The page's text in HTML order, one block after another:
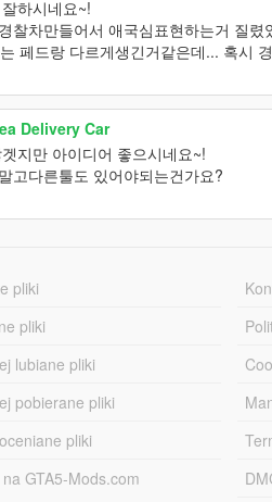
하시네요~!
찰차만들어서 애국심표현하는거 질렸
페드랑 다르게생긴거같은데... 혹시
Delivery Car
지만 아이디어 좋으시네요~!
고다른툴도 있어야되는건가요?
pliki
pliki
lubiane pliki
pobierane pliki
pliki
GTA5-Mods.com